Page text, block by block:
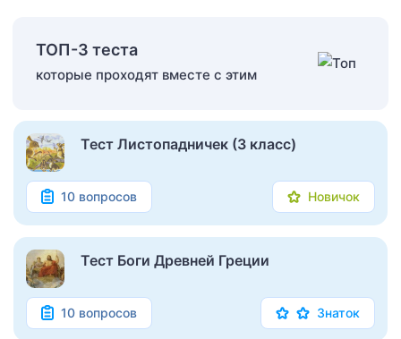
ТОП-3 теста
которые проходят вместе с этим
Тест Листопадничек (3 класс)
10 вопросов Новичок
Тест Боги Древней Греции
10 вопросов Знаток